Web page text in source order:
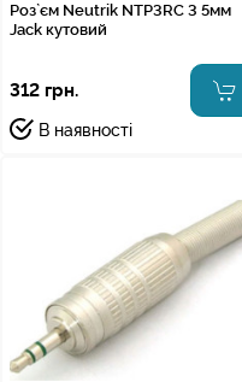
Роз`єм Neutrik NTP3RC 3 5мм
Jack кутовий
312 грн.
В наявності